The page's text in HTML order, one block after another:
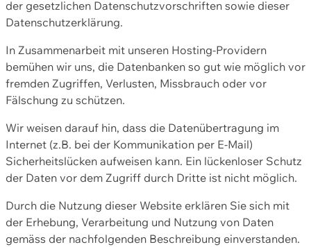
der gesetzlichen Datenschutzvorschriften sowie dieser
Datenschutzerklärung.
In Zusammenarbeit mit unseren Hosting-Providern
bemühen wir uns, die Datenbanken so gut wie möglich vor
fremden Zugriffen, Verlusten, Missbrauch oder vor
Fälschung zu schützen.
Wir weisen darauf hin, dass die Datenübertragung im
Internet (z.B. bei der Kommunikation per E-Mail)
Sicherheitslücken aufweisen kann. Ein lückenloser Schutz
der Daten vor dem Zugriff durch Dritte ist nicht möglich.
Durch die Nutzung dieser Website erklären Sie sich mit
der Erhebung, Verarbeitung und Nutzung von Daten
gemäss der nachfolgenden Beschreibung einverstanden.